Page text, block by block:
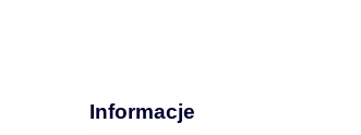
Informacje